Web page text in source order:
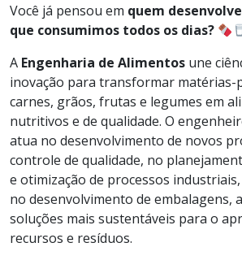
Você já pensou em quem
que consumimos todos os dias?
A Engenharia de Alimentos une
inovação para transformar matérias-
carnes, grãos, frutas e legumes em
nutritivos e de qualidade. O
atua no desenvolvimento de novos
controle de qualidade, no
e otimização de processos
no desenvolvimento de embalagens,
soluções mais sustentáveis para o
recursos e resíduos.